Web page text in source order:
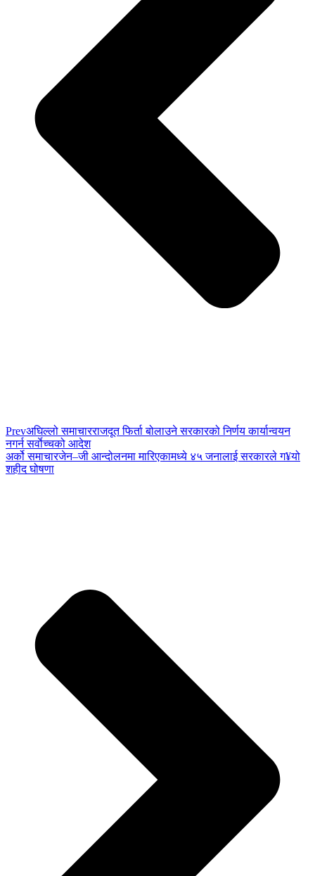
Prevअघिल्लो समाचारराजदूत फिर्ता बोलाउने सरकारको निर्णय कार्यान्वयन
नगर्न सर्वाेच्चको आदेश
अर्को समाचारजेन–जी आन्दोलनमा मारिएकामध्ये ४५ जनालाई सरकारले ग¥यो
शहीद घोषणा